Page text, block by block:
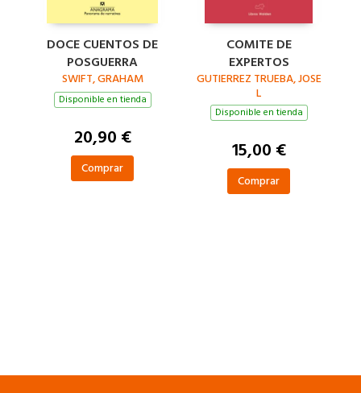
DOCE CUENTOS DE
POSGUERRA
SWIFT, GRAHAM
Disponible en tienda
20,90 €
Comprar
COMITE DE
EXPERTOS
GUTIERREZ TRUEBA, JOSE
L
Disponible en tienda
15,00 €
Comprar